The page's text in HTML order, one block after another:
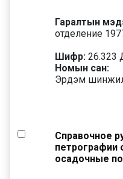
Гаралтын
отделение
Шифр: 26.323
Номын сан:
Эрдэм
Справочное
петрографии
осадочные